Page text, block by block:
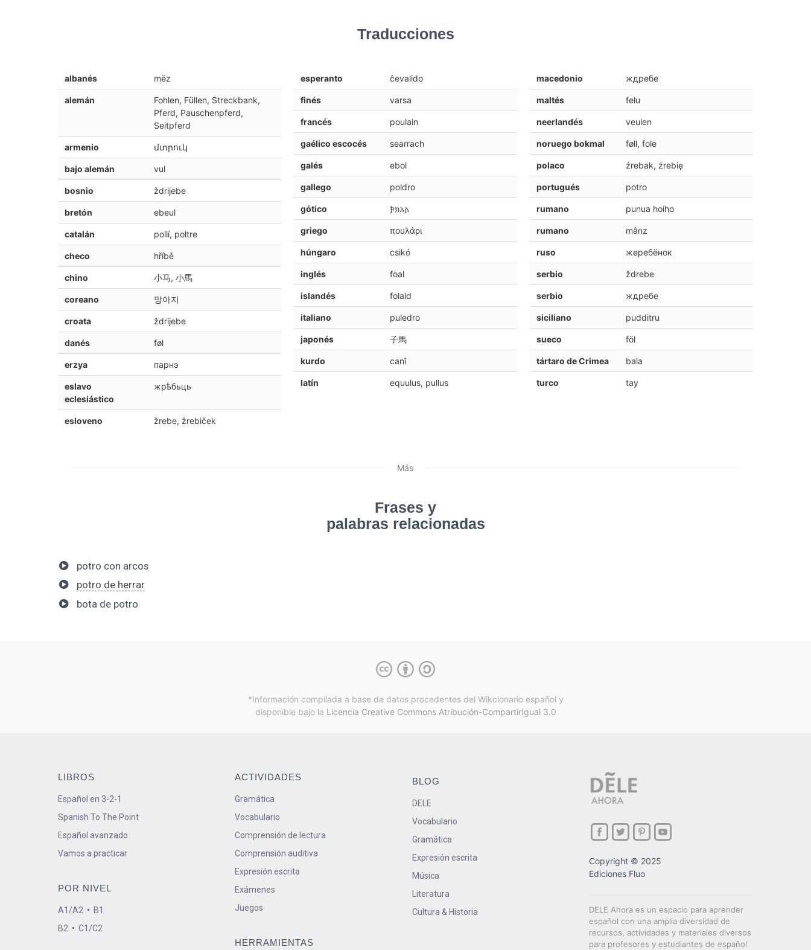
Traducciones
albanés mëz
alemán
Fohlen, Füllen, Streckbank,
Pferd, Pauschenpferd,
Seitpferd
armenio մտրուկ
bajo alemán vul
bosnio ždrijebe
bretón ebeul
catalán pollí, poltre
checo hříbě
chino 小马, 小馬
coreano 망아지
croata ždrijebe
danés føl
erzya парнэ
eslavo
eclesiástico
жрѣбьць
esloveno žrebe, žrebiček
esperanto ĉevalido
finés varsa
francés poulain
gaélico escocés searrach
galés ebol
gallego poldro
gótico 𐍆𐌿𐌻𐌰
griego πουλάρι
húngaro csikó
inglés foal
islandés folald
italiano puledro
japonés 子馬
kurdo canî
latín equulus, pullus
macedonio ждребе
maltés felu
neerlandés veulen
noruego bokmal føll, fole
polaco źrebak, źrebię
portugués potro
rumano punua hoiho
rumano mânz
ruso жеребёнок
serbio ždrebe
serbio ждребе
siciliano pudditru
sueco föl
tártaro de Crimea bala
turco tay
Más
Frases y
palabras relacionadas
potro con arcos
potro de herrar
bota de potro
*Información compilada a base de datos procedentes del Wikcionario español y
disponible bajo la Licencia Creative Commons Atribución-CompartirIgual 3.0
LIBROS
Español en 3-2-1
Spanish To The Point
Español avanzado
Vamos a practicar
POR NIVEL
A1/A2 • B1
B2 • C1/C2
ACTIVIDADES
Gramática
Vocabulario
Comprensión de lectura
Comprensión auditiva
Expresión escrita
Exámenes
Juegos
HERRAMIENTAS
BLOG
DELE
Vocabulario
Gramática
Expresión escrita
Música
Literatura
Cultura & Historia
Copyright © 2025
Ediciones Fluo
DELE Ahora es un espacio para aprender
español con una amplia diversidad de
recursos, actividades y materiales diversos
para profesores y estudiantes de español